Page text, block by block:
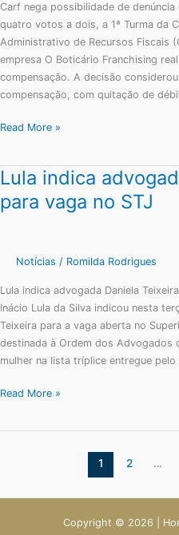
Carf nega possibilidade de
quatro votos a dois, a 1ª Turma da
Administrativo de Recursos Fiscais
empresa O Boticário Franchising
compensação. A decisão
compensação, com quitação de
compensação
Read More »
Lula indica
para vaga no STJ
Notícias / Romilda Rodrigues
Lula indica advogada Daniela
Inácio Lula da Silva indicou nesta
Teixeira para a vaga aberta no
destinada à Ordem dos Advogados
mulher na lista tríplice entregue
Lula
advogada
para
no
STJ
Read More »
1 2 …
Copyright © 2026 |